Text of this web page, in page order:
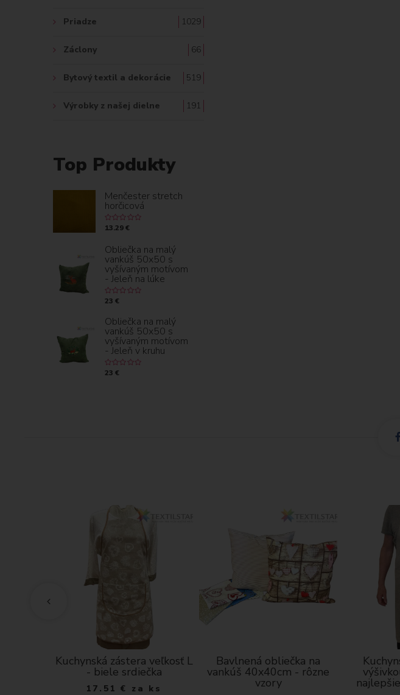
Priadze 1029
Záclony 66
Bytový textil a dekorácie 519
Výrobky z našej dielne 191
Top Produkty
Menčester stretch
horčicová
13.29 €
Obliečka na malý
vankúš 50x50 s
vyšívaným motívom
- Jeleň na lúke
23 €
Obliečka na malý
vankúš 50x50 s
vyšívaným motívom
- Jeleň v kruhu
23 €
Kuchynská zástera veľkosť L
- biele srdiečka
17.51 € za ks
Bavlnená obliečka na
vankúš 40x40cm - rôzne
vzory